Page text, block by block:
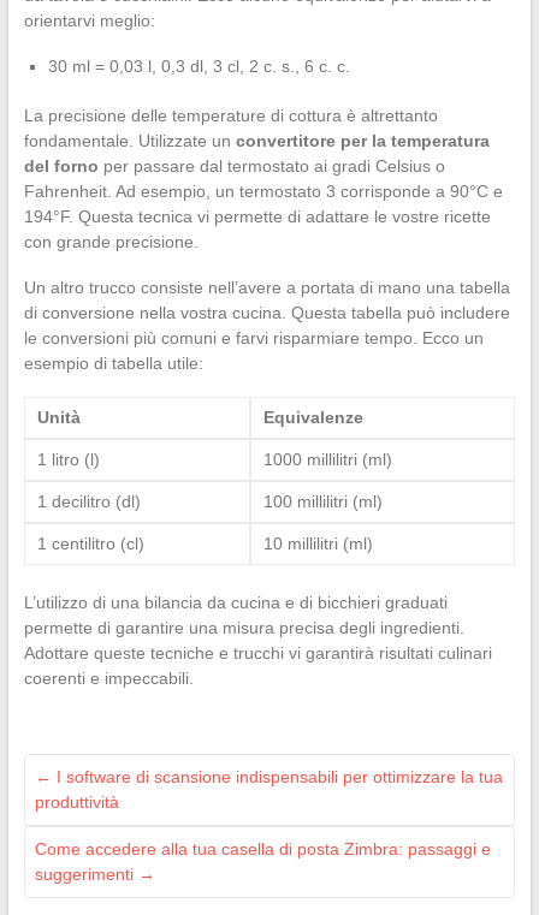
orientarvi meglio:
30 ml = 0,03 l, 0,3 dl, 3 cl, 2 c. s., 6 c. c.
La precisione delle temperature di cottura è altrettanto
fondamentale. Utilizzate un convertitore per la temperatura
del forno per passare dal termostato ai gradi Celsius o
Fahrenheit. Ad esempio, un termostato 3 corrisponde a 90°C e
194°F. Questa tecnica vi permette di adattare le vostre ricette
con grande precisione.
Un altro trucco consiste nell’avere a portata di mano una tabella
di conversione nella vostra cucina. Questa tabella può includere
le conversioni più comuni e farvi risparmiare tempo. Ecco un
esempio di tabella utile:
Unità Equivalenze
1 litro (l) 1000 millilitri (ml)
1 decilitro (dl) 100 millilitri (ml)
1 centilitro (cl) 10 millilitri (ml)
L’utilizzo di una bilancia da cucina e di bicchieri graduati
permette di garantire una misura precisa degli ingredienti.
Adottare queste tecniche e trucchi vi garantirà risultati culinari
coerenti e impeccabili.
← I software di scansione indispensabili per ottimizzare la tua
produttività
Come accedere alla tua casella di posta Zimbra: passaggi e
suggerimenti →